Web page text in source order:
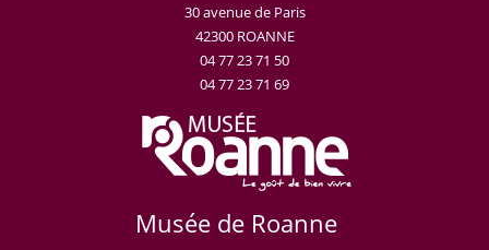
30 avenue de Paris
42300 ROANNE
04 77 23 71 50
04 77 23 71 69
Musée de Roanne